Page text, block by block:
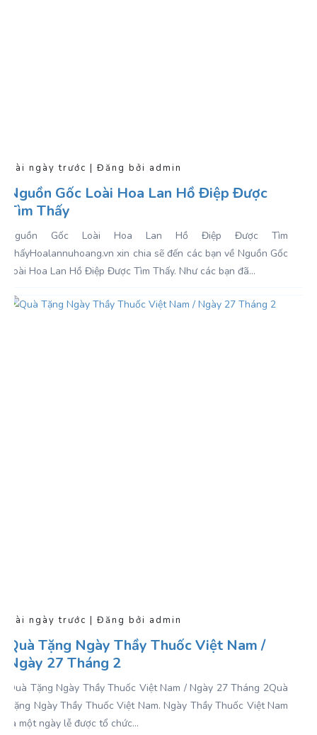
Vài ngày trước | Đăng bởi admin
Nguồn Gốc Loài Hoa Lan Hồ Điệp Được
Tìm Thấy
Nguồn Gốc Loài Hoa Lan Hồ Điệp Được Tìm
ThấyHoalannuhoang.vn xin chia sẽ đến các bạn về Nguồn Gốc
Loài Hoa Lan Hồ Điệp Được Tìm Thấy. Như các bạn đã...
Vài ngày trước | Đăng bởi admin
Quà Tặng Ngày Thầy Thuốc Việt Nam /
Ngày 27 Tháng 2
Quà Tặng Ngày Thầy Thuốc Việt Nam / Ngày 27 Tháng 2Quà
Tặng Ngày Thầy Thuốc Việt Nam . Ngày Thầy Thuốc Việt Nam
là một ngày lễ được tổ chức...